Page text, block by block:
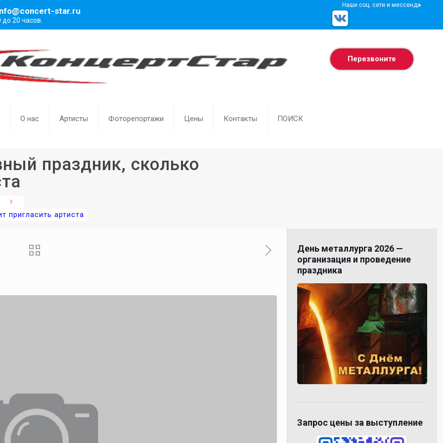
star.ru
до 20 часов.
Наши соц. сети и мессенджеры
О нас Артисты Фоторепортажи Цены Контакты ПОИСК
Перезвоните
праздник, сколько
пригласить артиста
День металлурга 2026 —
организация и проведение
праздника
Запрос цены за выступление